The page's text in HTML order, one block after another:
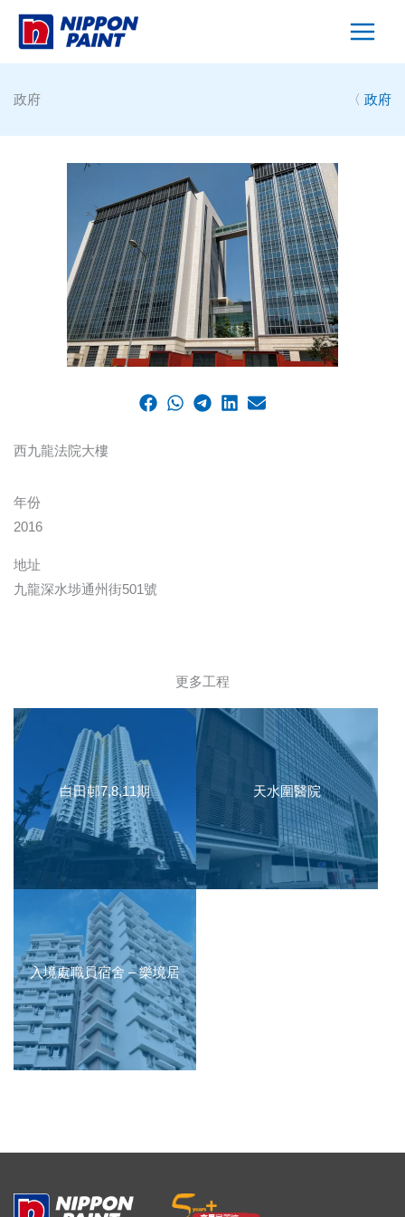
Skip
政府 〈 政府
西九龍法院大樓
年份
2016
地址
九龍深水埗通州街501號
更多工程
白田邨7,8,11期 天水圍醫院
入境處職員宿舍 – 樂境居